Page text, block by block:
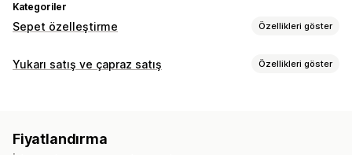
Kategoriler
Sepet özelleştirme Özellikleri göster
Sepet ekranı
Yukarı satış ve çapraz satış Özellikleri göster
Tek tıklamalı eklentiler
Fiyatlandırma